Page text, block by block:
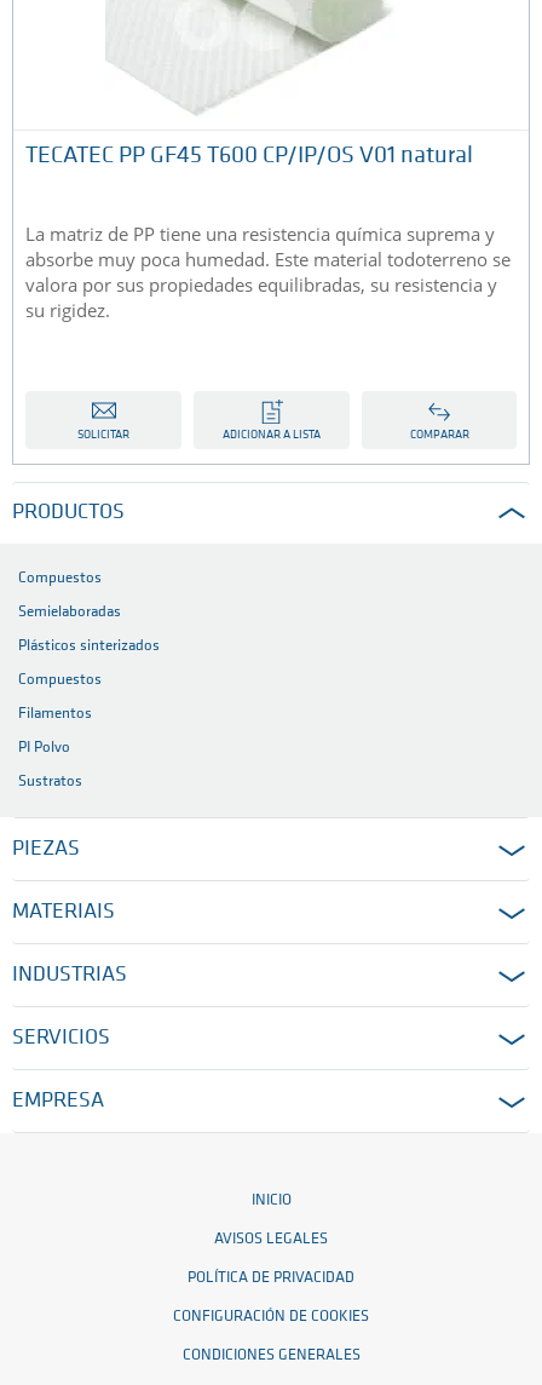
TECATEC PP GF45 T600 CP/IP/OS V01 natural
La matriz de PP tiene una resistencia química suprema y
absorbe muy poca humedad. Este material todoterreno se
valora por sus propiedades equilibradas, su resistencia y
su rigidez.
SOLICITAR ADICIONAR A LISTA COMPARAR
PRODUCTOS
Compuestos
Semielaboradas
Plásticos sinterizados
Compuestos
Filamentos
PI Polvo
Sustratos
PIEZAS
MATERIAIS
INDUSTRIAS
SERVICIOS
EMPRESA
INICIO
AVISOS LEGALES
POLÍTICA DE PRIVACIDAD
CONFIGURACIÓN DE COOKIES
CONDICIONES GENERALES